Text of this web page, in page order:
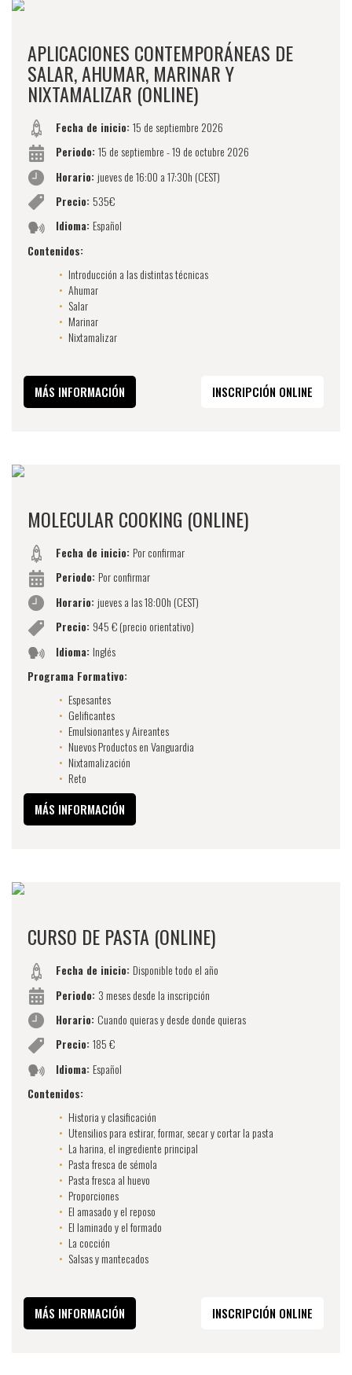
APLICACIONES CONTEMPORÁNEAS DE
SALAR, AHUMAR, MARINAR Y
NIXTAMALIZAR (ONLINE)
Fecha de inicio: 15 de septiembre 2026
Periodo: 15 de septiembre - 19 de octubre 2026
Horario: jueves de 16:00 a 17:30h (CEST)
Precio: 535€
Idioma: Español
Contenidos:
Introducción a las distintas técnicas
Ahumar
Salar
Marinar
Nixtamalizar
MÁS INFORMACIÓN INSCRIPCIÓN ONLINE
MOLECULAR COOKING (ONLINE)
Fecha de inicio: Por confirmar
Periodo: Por confirmar
Horario: jueves a las 18:00h (CEST)
Precio: 945 € (precio orientativo)
Idioma: Inglés
Programa Formativo:
Espesantes
Gelificantes
Emulsionantes y Aireantes
Nuevos Productos en Vanguardia
Nixtamalización
Reto
MÁS INFORMACIÓN
CURSO DE PASTA (ONLINE)
Fecha de inicio: Disponible todo el año
Periodo: 3 meses desde la inscripción
Horario: Cuando quieras y desde donde quieras
Precio: 185 €
Idioma: Español
Contenidos:
Historia y clasificación
Utensilios para estirar, formar, secar y cortar la pasta
La harina, el ingrediente principal
Pasta fresca de sémola
Pasta fresca al huevo
Proporciones
El amasado y el reposo
El laminado y el formado
La cocción
Salsas y mantecados
MÁS INFORMACIÓN INSCRIPCIÓN ONLINE